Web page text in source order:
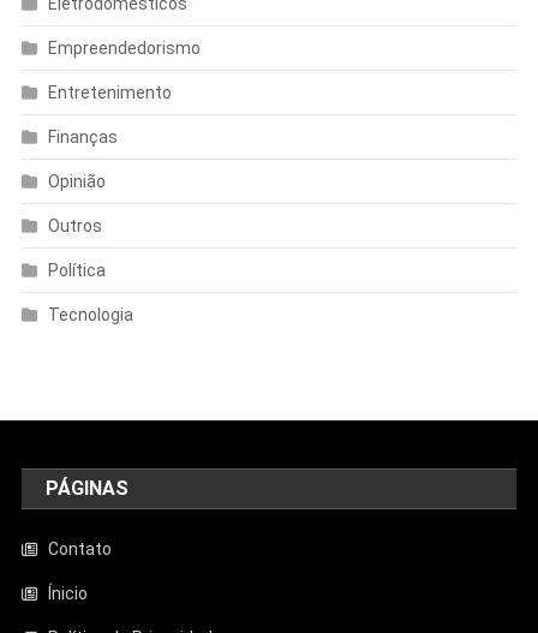
Eletrodomésticos
Empreendedorismo
Entretenimento
Finanças
Opinião
Outros
Política
Tecnologia
PÁGINAS
Contato
Ínicio